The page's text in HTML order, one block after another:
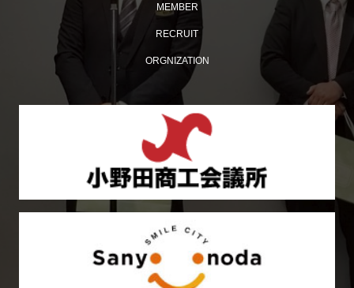
多くの来場者でにぎわった「おのだ七夕まつり」開催！
【おのだ七夕まつり2026】ケント・モリが小野田にやっ
MEMBER
RECRUIT
ORGNIZATION